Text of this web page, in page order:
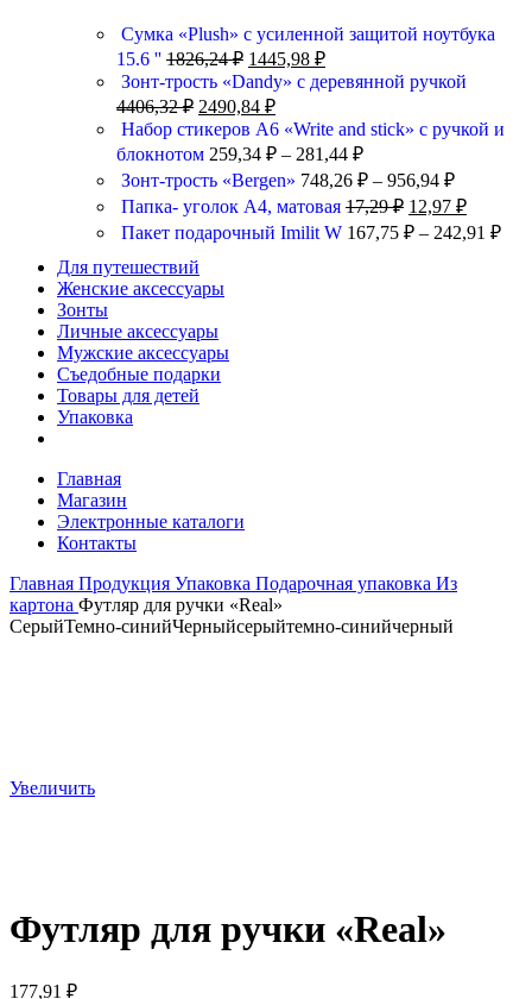
Сумка «Plush» c усиленной защитой ноутбука
15.6 '' 1826,24₽ 1445,98 ₽
Зонт-трость «Dandy» с деревянной ручкой
4406,32₽ 2490,84 ₽
Набор стикеров А6 «Write and stick» с ручкой и
блокнотом 259,34 ₽ – 281,44 ₽
Зонт-трость «Bergen» 748,26 ₽ – 956,94 ₽
Папка- уголок А4, матовая 17,29₽ 12,97 ₽
Пакет подарочный Imilit W 167,75 ₽ – 242,91 ₽
Для путешествий
Женские аксессуары
Зонты
Личные аксессуары
Мужские аксессуары
Съедобные подарки
Товары для детей
Упаковка
Главная
Магазин
Электронные каталоги
Контакты
Главная Продукция Упаковка Подарочная упаковка Из
картона Футляр для ручки «Real»
СерыйТемно-синийЧерныйсерыйтемно-синийчерный
Увеличить
Футляр для ручки «Real»
177,91 ₽